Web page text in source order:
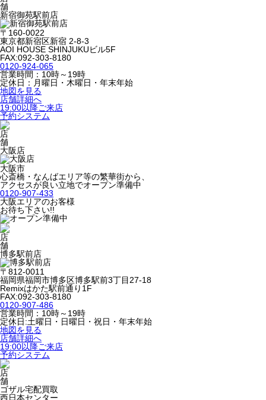
新宿御苑駅前店
〒160-0022
東京都新宿区新宿 2-8-3
AOI HOUSE SHINJUKUビル5F
FAX:092-303-8180
0120-924-065
営業時間：10時～19時
定休日：月曜日・木曜日・年末年始
地図を見る
店舗詳細へ
19:00以降ご来店
予約システム
大阪店
大阪市
心斎橋・なんばエリア等の繁華街から、
アクセスが良い立地でオープン準備中
0120-907-433
大阪エリアのお客様
お待ち下さい!!
博多駅前店
〒812-0011
福岡県福岡市博多区博多駅前3丁目27-18
Remixはかた駅前通り1F
FAX:092-303-8180
0120-907-486
営業時間：10時～19時
定休日:土曜日・日曜日・祝日・年末年始
地図を見る
店舗詳細へ
19:00以降ご来店
予約システム
ゴザル宅配買取
西日本センター